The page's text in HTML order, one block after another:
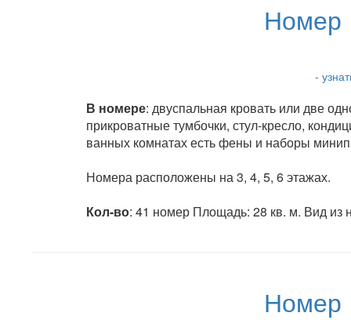
Номер
-
В номере: двуспальная кровать или две
прикроватные тумбочки, стул-кресло,
ванных комнатах есть фены и наборы
Номера расположены на 3, 4, 5, 6 этажах.
Кол-во: 41 номер Площадь: 28 кв. м. Вид из
Номер